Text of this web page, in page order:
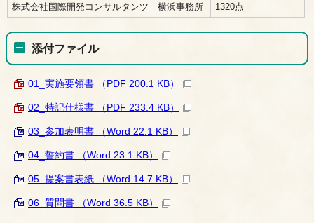
株式会社国際開発コンサルタンツ 横浜事務所
1320点
添付ファイル
01_実施要領書 （PDF 200.1 KB）
02_特記仕様書 （PDF 233.4 KB）
03_参加表明書 （Word 22.1 KB）
04_誓約書 （Word 23.1 KB）
05_提案書表紙 （Word 14.7 KB）
06_質問書 （Word 36.5 KB）